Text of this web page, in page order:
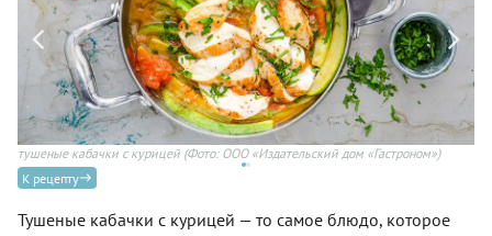
тушеные кабачки с курицей (Фото: ООО «Издательский дом «Гастроном»)
К рецепту
Тушеные кабачки с курицей — то самое блюдо, которое